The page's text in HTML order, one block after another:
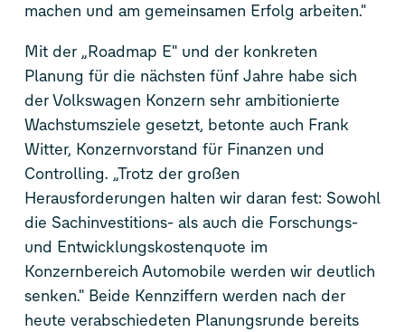
machen und am gemeinsamen Erfolg arbeiten."
Mit der „Roadmap E" und der konkreten
Planung für die nächsten fünf Jahre habe sich
der Volkswagen Konzern sehr ambitionierte
Wachstumsziele gesetzt, betonte auch Frank
Witter, Konzernvorstand für Finanzen und
Controlling. „Trotz der großen
Herausforderungen halten wir daran fest: Sowohl
die Sachinvestitions- als auch die Forschungs-
und Entwicklungskostenquote im
Konzernbereich Automobile werden wir deutlich
senken." Beide Kennziffern werden nach der
heute verabschiedeten Planungsrunde bereits